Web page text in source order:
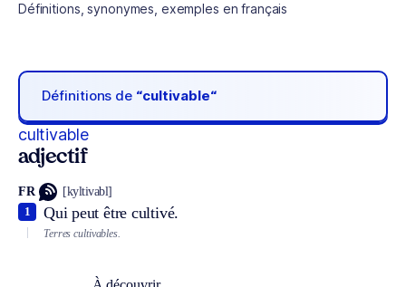
Définitions, synonymes, exemples en français
Définitions de “cultivable“
cultivable
adjectif
FR [kyltivabl]
Qui peut être cultivé.
1
Terres cultivables.